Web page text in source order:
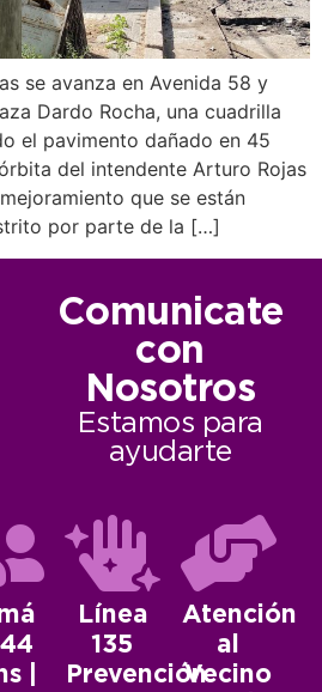
se avanza en Avenida 58 y
Dardo Rocha, una cuadrilla
el pavimento dañado en 45
del intendente Arturo Rojas
que se están
por parte de la […]
Comunicate
con
Nosotros
Estamos para
ayudarte
|
Línea
135
Prevención
Atención
al
Vecino